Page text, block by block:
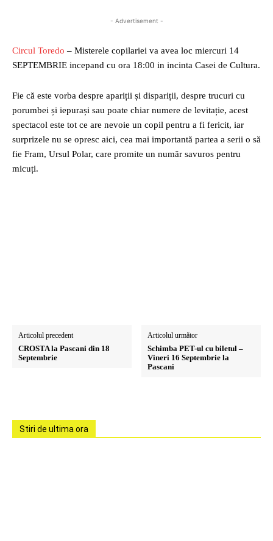
- Advertisement -
Circul Toredo – Misterele copilariei va avea loc miercuri 14
SEPTEMBRIE incepand cu ora 18:00 in incinta Casei de Cultura.
Fie că este vorba despre apariții și dispariții, despre trucuri cu
porumbei și iepurași sau poate chiar numere de levitație, acest
spectacol este tot ce are nevoie un copil pentru a fi fericit, iar
surprizele nu se opresc aici, cea mai importantă partea a serii o să
fie Fram, Ursul Polar, care promite un număr savuros pentru
micuți.
Articolul precedent
CROSTA la Pascani din 18
Septembrie
Articolul următor
Schimba PET-ul cu biletul –
Vineri 16 Septembrie la
Pascani
Stiri de ultima ora